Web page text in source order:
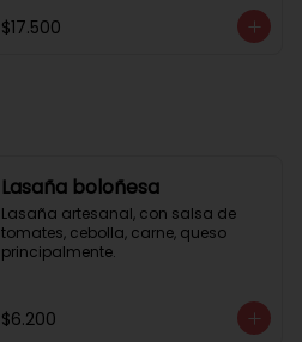
Tomate aji verde.
$17.500
Lasaña boloñesa
Lasaña artesanal, con salsa de
tomates, cebolla, carne, queso
principalmente.
$6.200